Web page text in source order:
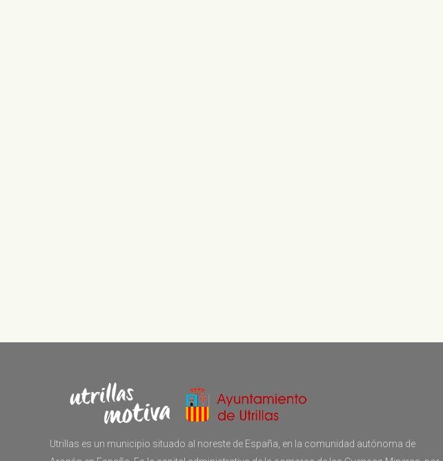
Utrillas es un municipio situado al noreste de España, en la comunidad autónoma de